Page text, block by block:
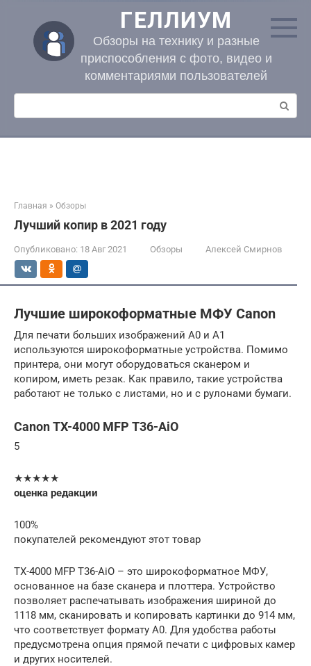
контенту
ГЕЛЛИУМ
Обзоры на технику и разные
приспособления с фото, видео и
комментариями пользователей
Поиск:
Главная » Обзоры
Лучший копир в 2021 году
Опубликовано: 18 Авг 2021 Обзоры Алексей Смирнов
Лучшие широкоформатные МФУ Canon
Для печати больших изображений А0 и А1
используются широкоформатные устройства. Помимо
принтера, они могут оборудоваться сканером и
копиром, иметь резак. Как правило, такие устройства
работают не только с листами, но и с рулонами бумаги.
Canon TX-4000 MFP T36-AiO
5
★★★★★
оценка редакции
100%
покупателей рекомендуют этот товар
TX-4000 MFP T36-AiO – это широкоформатное МФУ,
основанное на базе сканера и плоттера. Устройство
позволяет распечатывать изображения шириной до
1118 мм, сканировать и копировать картинки до 914 мм,
что соответствует формату А0. Для удобства работы
предусмотрена опция прямой печати с цифровых камер
и других носителей.